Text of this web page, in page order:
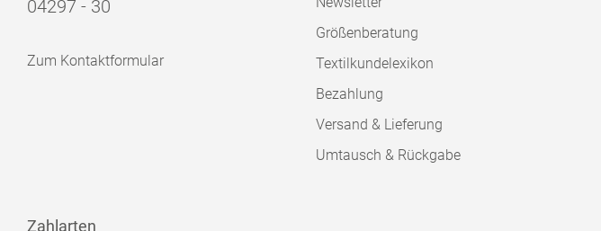
04297 - 30
Zum Kontaktformular
Größenberatung
Textilkundelexikon
Bezahlung
Versand & Lieferung
Umtausch & Rückgabe
Zahlarten